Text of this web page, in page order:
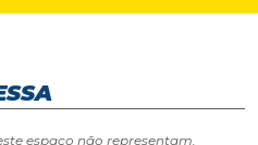
espaço não representam,